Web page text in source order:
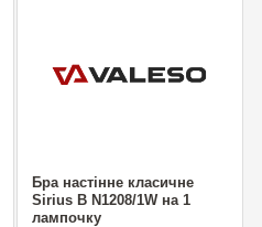
Бра настінне класичне
Sirius B N1208/1W на 1
лампочку